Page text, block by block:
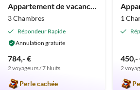
Appartement de vacances Propriété Biensdorf
3 Chambres
Répondeur Rapide
Annulation gratuite
784,- €
2 voyageurs / 7 Nuits
Perle cachée
1
450,-
2